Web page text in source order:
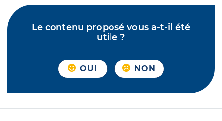
Le contenu proposé vous a-t-il été
utile ?
OUI NON